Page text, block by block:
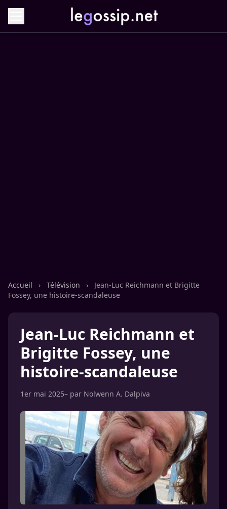
Accueil › Télévision ›
Jean-Luc Reichmann et Brigitte
Fossey, une histoire-scandaleuse
Jean-Luc Reichmann et
Brigitte Fossey, une
histoire-scandaleuse
1er mai 2025– par Nolwenn A. Dalpiva